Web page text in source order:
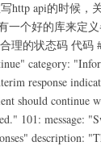
http api的时候，
一个好的库来定
理的状态码 代码 #
category:
response
should continue
101: message:
description: